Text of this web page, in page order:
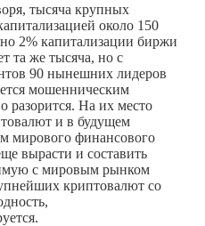
тысяча крупных
около 150
2% капитализации биржи
та же тысяча, но с
90 нынешних лидеров
мошенническим
разорится. На их место
и в будущем
мирового финансового
вырасти и составить
с мировым рынком
криптовалют со